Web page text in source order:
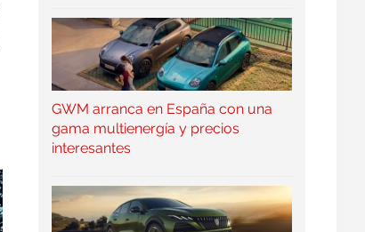
GWM arranca en España con una
gama multienergía y precios
interesantes